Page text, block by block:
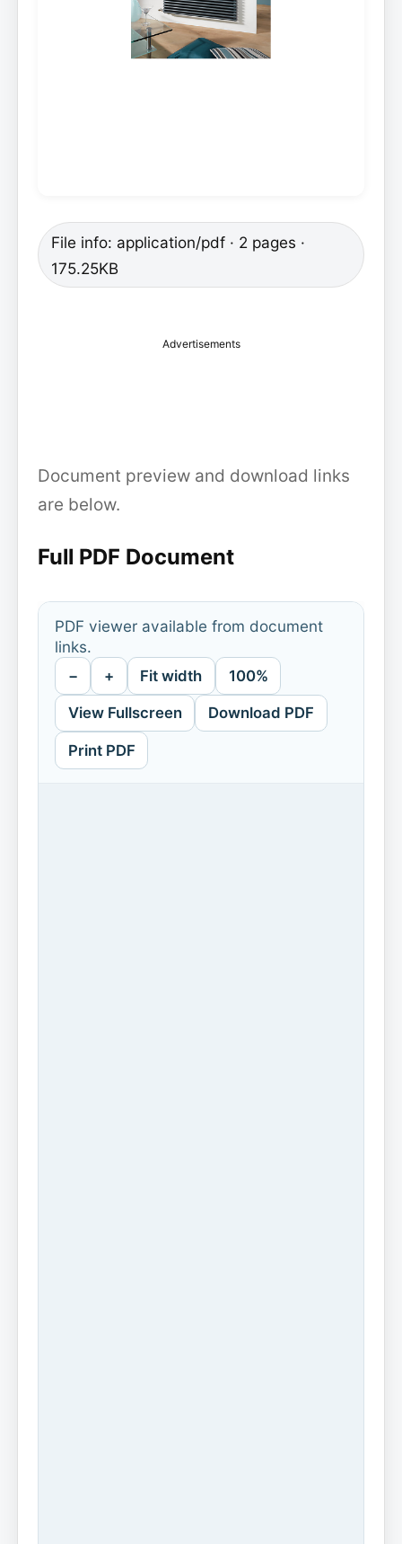
File info: application/pdf · 2 pages ·
175.25KB
Advertisements
Document preview and download links
are below.
Full PDF Document
PDF viewer available from document
links.
− + Fit width 100%
View Fullscreen Download PDF
Print PDF